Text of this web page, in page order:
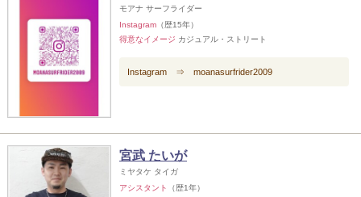
モアナ サーフライダー
Instagram （歴15年）
得意なイメージ カジュアル・ストリート
Instagram ⇒ moanasurfrider2009
宮武 たいが
ミヤタケ タイガ
アシスタント
（歴1年）